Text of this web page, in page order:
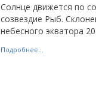
Солнце движется по
созвездие Рыб.
небесного экватора
Подробнее...